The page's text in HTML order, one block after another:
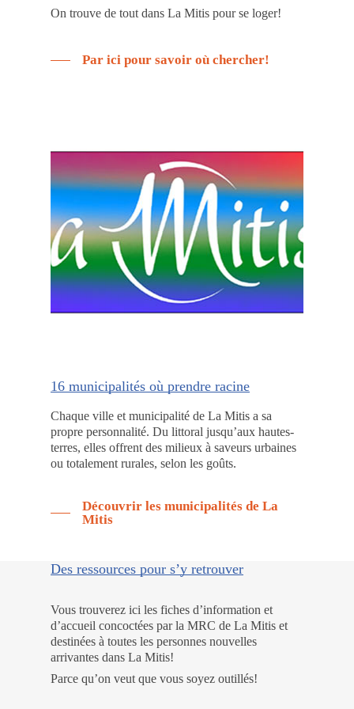
On trouve de tout dans La Mitis pour se loger!
Par ici pour savoir où chercher!
16 municipalités où prendre racine
Chaque ville et municipalité de La Mitis a sa
propre personnalité. Du littoral jusqu’aux hautes-
terres, elles offrent des milieux à saveurs urbaines
ou totalement rurales, selon les goûts.
Découvrir les municipalités de La
Mitis
Des ressources pour s’y retrouver
Vous trouverez ici les fiches d’information et
d’accueil concoctées par la MRC de La Mitis et
destinées à toutes les personnes nouvelles
arrivantes dans La Mitis!
Parce qu’on veut que vous soyez outillés!